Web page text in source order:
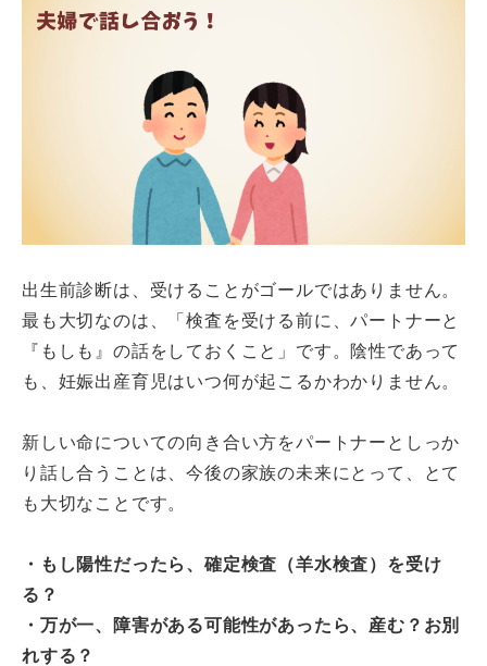
出生前診断は、受けることがゴールではありません。
最も大切なのは、「検査を受ける前に、パートナーと
『もしも』の話をしておくこと」です。陰性であって
も、妊娠出産育児はいつ何が起こるかわかりません。
新しい命についての向き合い方をパートナーとしっか
り話し合うことは、今後の家族の未来にとって、とて
も大切なことです。
・もし陽性だったら、確定検査（羊水検査）を受け
る？
・万が一、障害がある可能性があったら、産む？お別
れする？